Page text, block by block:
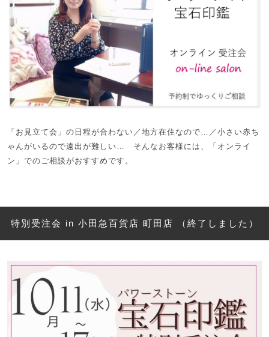
「お見立て会」の日程が合わない／地方在住なので…／小さい赤ち
ゃんがいるので遠出が難しい… そんなお客様には、「オンライ
ン」でのご相談がおすすめです。
特別受注会 in 小田急百貨店 町田店 （終了しました）